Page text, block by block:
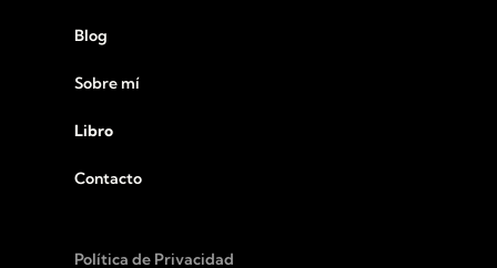
Blog
Sobre mí
Libro
Contacto
Política de Privacidad